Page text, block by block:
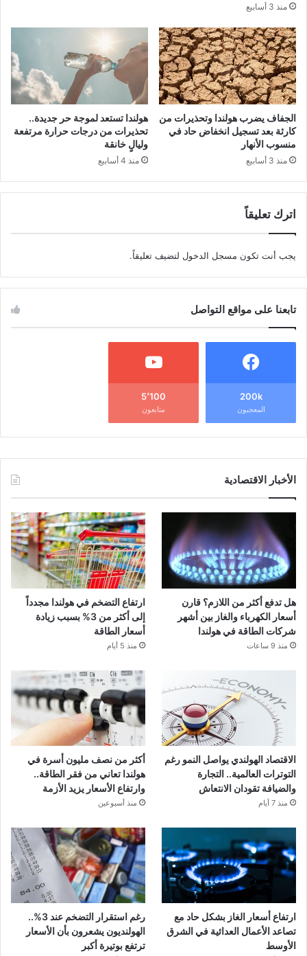
منذ 3 أسابيع
الجفاف يضرب هولندا وتحذيرات من
كارثة بعد تسجيل انخفاض حاد في
منسوب الأنهار
منذ 3 أسابيع
هولندا تستعد لموجة حر جديدة..
تحذيرات من درجات حرارة مرتفعة
وليالٍ خانقة
منذ 4 أسابيع
اترك تعليقاً
يجب أنت تكون مسجل الدخول لتضيف تعليقاً.
تابعنا على مواقع التواصل
200k
المعجبون
5٬100
متابعون
الأخبار الاقتصادية
هل تدفع أكثر من اللازم؟ قارن
أسعار الكهرباء والغاز بين أشهر
شركات الطاقة في هولندا
منذ 9 ساعات
ارتفاع التضخم في هولندا مجدداً
إلى أكثر من 3% بسبب زيادة
أسعار الطاقة
منذ 5 أيام
الاقتصاد الهولندي يواصل النمو رغم
التوترات العالمية.. التجارة
والضيافة تقودان الانتعاش
منذ 7 أيام
أكثر من نصف مليون أسرة في
هولندا تعاني من فقر الطاقة..
وارتفاع الأسعار يزيد الأزمة
منذ أسبوعين
ارتفاع أسعار الغاز بشكل حاد مع
تصاعد الأعمال العدائية في الشرق
الأوسط
رغم استقرار التضخم عند 3%..
الهولنديون يشعرون بأن الأسعار
ترتفع بوتيرة أكبر